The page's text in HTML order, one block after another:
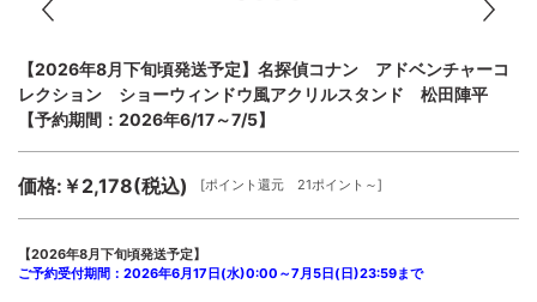
【2026年8月下旬頃発送予定】名探偵コナン アドベンチャーコ
レクション ショーウィンドウ風アクリルスタンド 松田陣平
【予約期間：2026年6/17～7/5】
価格:￥2,178(税込) [ポイント還元 21ポイント～]
【2026年8月下旬頃発送予定】
ご予約受付期間：2026年6月17日(水)0:00～7月5日(日)23:59まで